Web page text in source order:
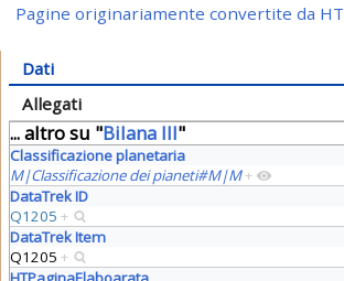
Pagine originariamente convertite da HT
Dati
Allegati
... altro su "Bilana III"
Classificazione planetaria
M|Classificazione dei pianeti#M|M+
DataTrek ID
Q1205 +
DataTrek Item
Q1205 +